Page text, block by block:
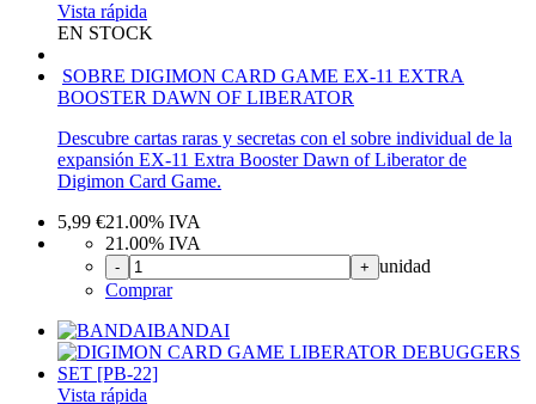
Vista rápida
EN STOCK
SOBRE DIGIMON CARD GAME EX-11 EXTRA
BOOSTER DAWN OF LIBERATOR
Descubre cartas raras y secretas con el sobre individual de la
expansión EX-11 Extra Booster Dawn of Liberator de
Digimon Card Game.
5,99 €21.00% IVA
21.00% IVA
- + unidad
Comprar
BANDAI
Vista rápida